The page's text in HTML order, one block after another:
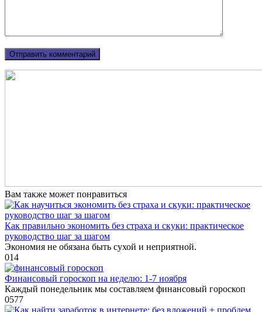
Вам также может понравиться
Как правильно экономить без страха и скуки: практическое
руководство шаг за шагом
Экономия не обязана быть сухой и неприятной.
014
Финансовый гороскоп на неделю: 1-7 ноября
Каждый понедельник мы составляем финансовый гороскоп
0577